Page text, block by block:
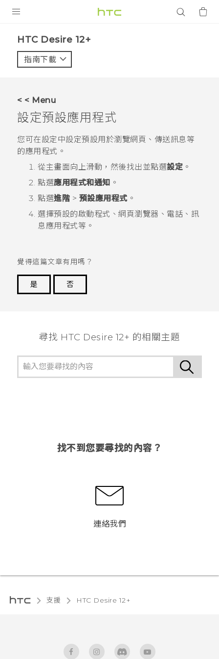
VIVE
應用程式
HTC Desire 12+‎
指南下載
< < Menu
設定預設應用程式
您可在設定中設定預設用於瀏覽網頁、傳送訊息等
的應用程式。
從主畫面向上滑動，然後找出並點選設定 。
點選應用程式和通知 。
點選進階 > 預設應用程式 。
選擇預設的啟動程式、網頁瀏覽器、電話、訊
息應用程式等。
覺得這篇文章有用嗎？
是
否
尋找 HTC Desire 12+ 的相關主題
找不到您要尋找的內容？
連絡我們
支援 HTC Desire 12+‎